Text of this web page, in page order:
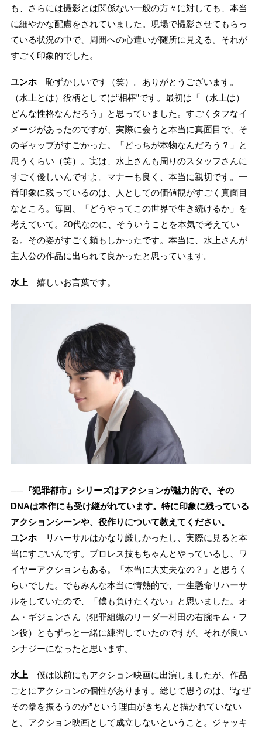
も、さらには撮影とは関係ない一般の方々に対しても、本当
に細やかな配慮をされていました。現場で撮影させてもらっ
ている状況の中で、周囲への心遣いが随所に見える。それが
すごく印象的でした。
ユンホ恥ずかしいです（笑）。ありがとうございます。
（水上とは）役柄としては“相棒”です。最初は「（水上は）
どんな性格なんだろう」と思っていました。すごくタフなイ
メージがあったのですが、実際に会うと本当に真面目で、そ
のギャップがすごかった。「どっちが本物なんだろう？」と
思うくらい（笑）。実は、水上さんも周りのスタッフさんに
すごく優しいんですよ。マナーも良く、本当に親切です。一
番印象に残っているのは、人としての価値観がすごく真面目
なところ。毎回、「どうやってこの世界で生き続けるか」を
考えていて。20代なのに、そういうことを本気で考えてい
る。その姿がすごく頼もしかったです。本当に、水上さんが
主人公の作品に出られて良かったと思っています。
水上 嬉しいお言葉です。
──『犯罪都市』シリーズはアクションが魅力的で、その
DNAは本作にも受け継がれています。特に印象に残っている
アクションシーンや、役作りについて教えてください。
ユンホリハーサルはかなり厳しかったし、実際に見ると本
当にすごいんです。プロレス技もちゃんとやっているし、ワ
イヤーアクションもある。「本当に大丈夫なの？」と思うく
らいでした。でもみんな本当に情熱的で、一生懸命リハーサ
ルをしていたので、「僕も負けたくない」と思いました。オ
ム・ギジュンさん（犯罪組織のリーダー村田の右腕キム・フ
ン役）ともずっと一緒に練習していたのですが、それが良い
シナジーになったと思います。
水上 僕は以前にもアクション映画に出演しましたが、作品
ごとにアクションの個性があります。総じて思うのは、“なぜ
その拳を振るうのか”という理由がきちんと描かれていない
と、アクション映画として成立しないということ。ジャッキ